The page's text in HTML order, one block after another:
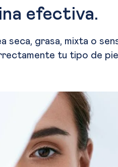
efectiva.
seca, grasa, mixta o
tu tipo de